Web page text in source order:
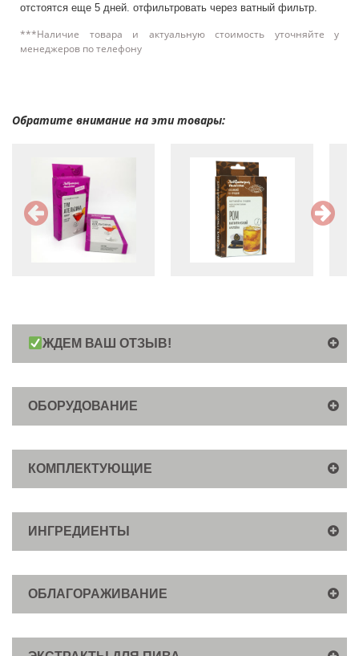
отстоятся еще 5 дней. отфильтровать через ватный фильтр.
***Наличие товара и актуальную стоимость уточняйте у
менеджеров по телефону
Обратите внимание на эти товары:
ЖДЕМ ВАШ ОТЗЫВ!
ОБОРУДОВАНИЕ
КОМПЛЕКТУЮЩИЕ
ИНГРЕДИЕНТЫ
ОБЛАГОРАЖИВАНИЕ